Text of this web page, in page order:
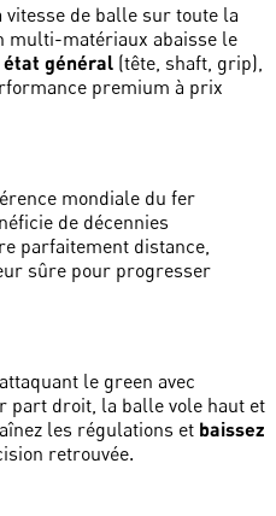
vitesse de balle sur toute la
multi-matériaux abaisse le
général (tête, shaft, grip),
premium à prix
mondiale du fer
de décennies
parfaitement distance,
sûre pour progresser
le green avec
part droit, la balle vole haut et
les régulations et baissez
retrouvée.